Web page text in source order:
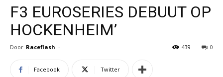
F3 EUROSERIES DEBUUT OP
HOCKENHEIM’
Door Raceflash - 0
439
Facebook Twitter